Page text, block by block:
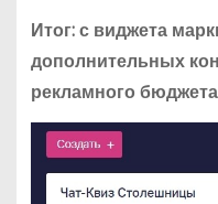
Итог: с виджета
дополнительных
рекламного